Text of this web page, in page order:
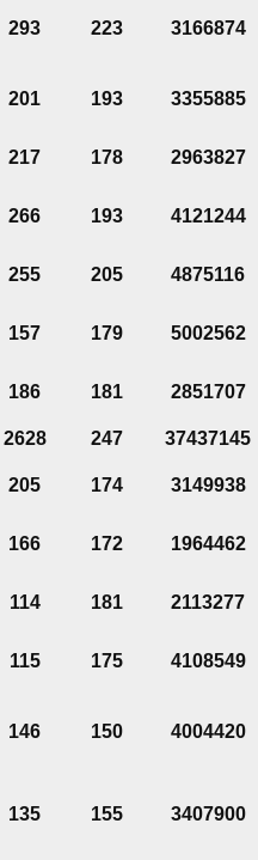
293 223 3166874
201 193 3355885
217 178 2963827
266 193 4121244
255 205 4875116
157 179 5002562
186 181 2851707
2628 247
37437145
205 174 3149938
166 172 1964462
114 181 2113277
115 175 4108549
146 150 4004420
135 155 3407900